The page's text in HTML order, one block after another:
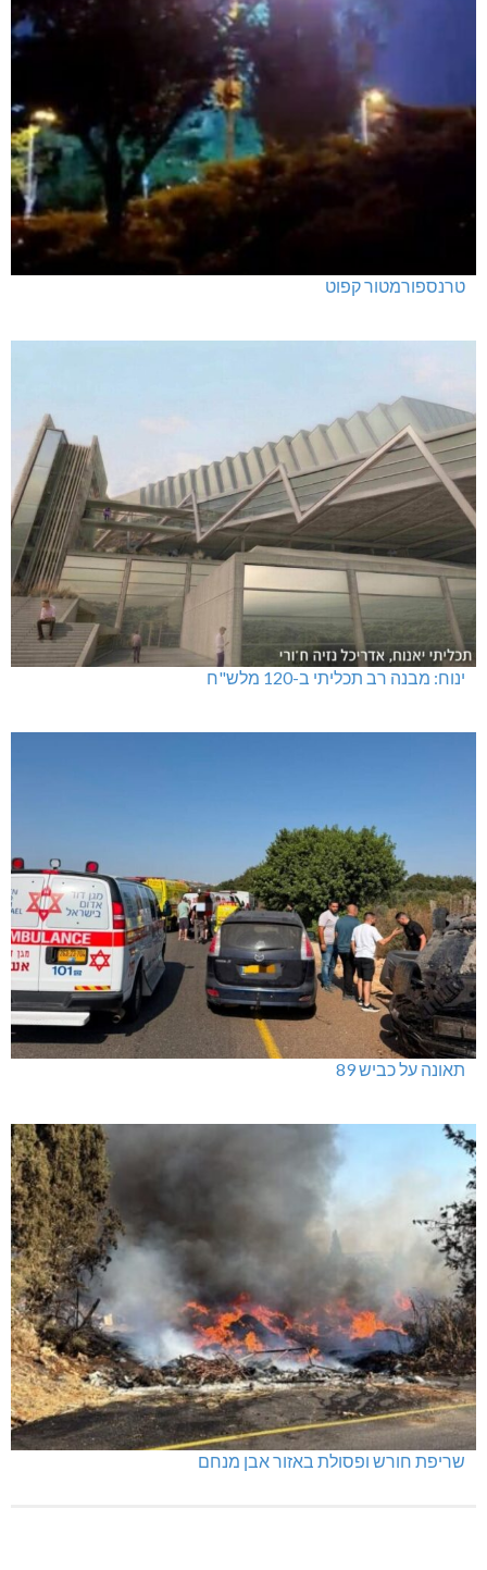
טרנספורמטור קפוט
ינוח: מבנה רב תכליתי ב-120 מלש"ח
תאונה על כביש 89